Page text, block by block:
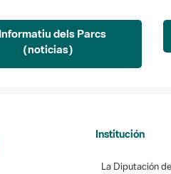
dels Parcs
(noticias)
Institución
La Diputación